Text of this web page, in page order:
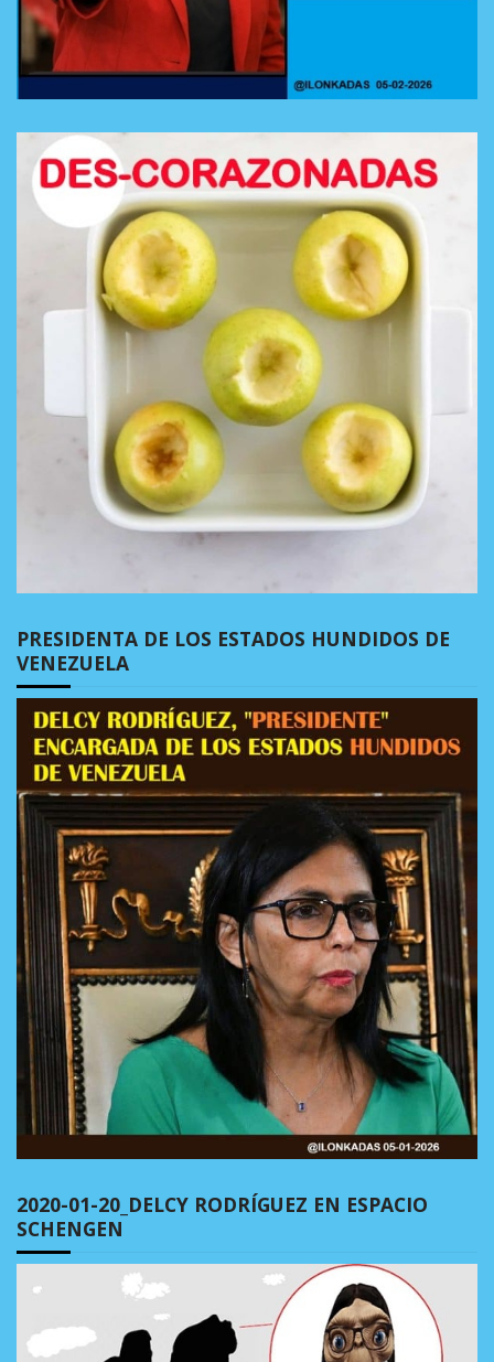
PRESIDENTA DE LOS ESTADOS HUNDIDOS DE
VENEZUELA
2020-01-20_DELCY RODRÍGUEZ EN ESPACIO
SCHENGEN